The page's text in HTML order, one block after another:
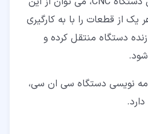
از قطعات را با به کارگیری
دستگاه منتقل کرده و
نویسی دستگاه سی ان سی،